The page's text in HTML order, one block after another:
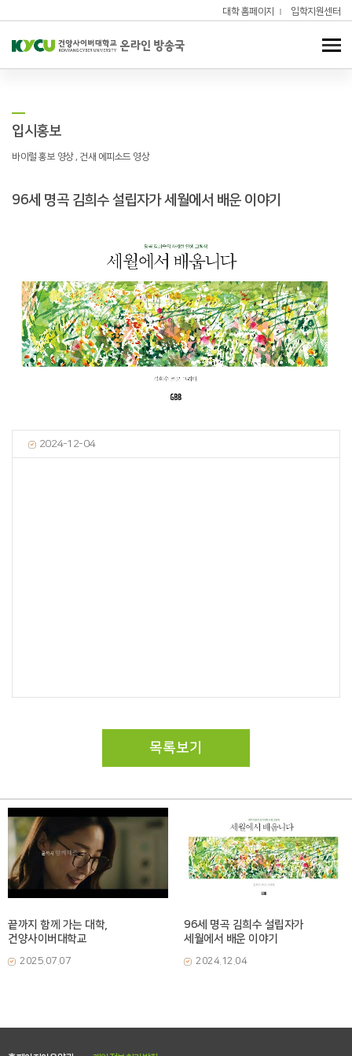
대학 홈페이지 입학지원센터
입시홍보
바이럴 홍보 영상 , 건새 에피소드 영상
96세 명곡 김희수 설립자가 세월에서 배운 이야기
2024-12-04
목록보기
끝까지 함께 가는 대학,
건양사이버대학교
2025.07.07
96세 명곡 김희수 설립자가
세월에서 배운 이야기
2024.12.04